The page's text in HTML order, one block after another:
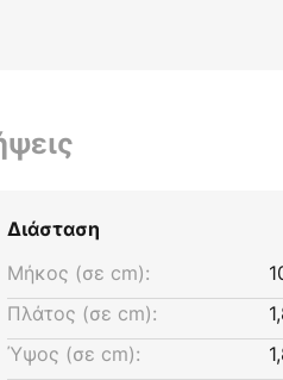
Διάσταση
Μήκος (σε cm):
Πλάτος (σε cm):
Ύψος (σε cm):